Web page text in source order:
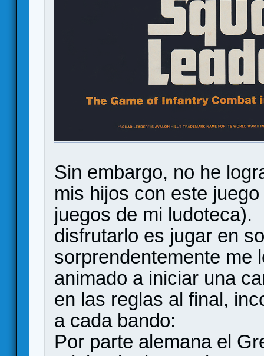
Sin embargo, no he
mis hijos con este
juegos de mi ludoteca).
disfrutarlo es jugar en
sorprendentemente me
animado a iniciar una
en las reglas al final,
a cada bando:
Por parte alemana el